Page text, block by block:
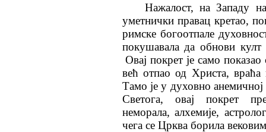
Нажалост, на Западу
уметнички правац кретао,
римске богоотпале
покушавала да обнови
Овај покрет је само
већ отпао од Христа, враћа
Тамо је у духовно
Светога, овај покрет
неморала, алхемије,
чега се Црква борила